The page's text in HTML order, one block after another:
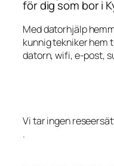
för dig som bor i
Med datorhjälp
kunnig tekniker hem
datorn, wifi, e-post,
Vi tar ingen
.